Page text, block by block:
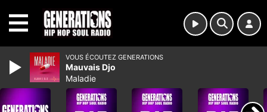
VOUS ÉCOUTEZ GENERATIONS
Mauvais Djo
Maladie